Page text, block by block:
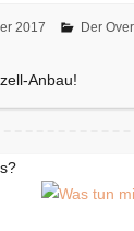
2017 Der
Anbau!